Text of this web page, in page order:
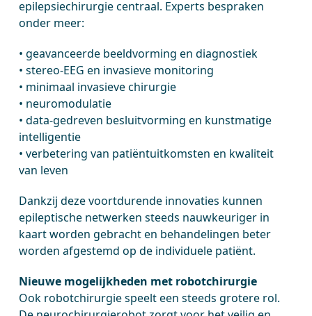
epilepsiechirurgie centraal. Experts bespraken
onder meer:
• geavanceerde beeldvorming en diagnostiek
• stereo-EEG en invasieve monitoring
• minimaal invasieve chirurgie
• neuromodulatie
• data-gedreven besluitvorming en kunstmatige
intelligentie
• verbetering van patiëntuitkomsten en kwaliteit
van leven
Dankzij deze voortdurende innovaties kunnen
epileptische netwerken steeds nauwkeuriger in
kaart worden gebracht en behandelingen beter
worden afgestemd op de individuele patiënt.
Nieuwe mogelijkheden met robotchirurgie
Ook robotchirurgie speelt een steeds grotere rol.